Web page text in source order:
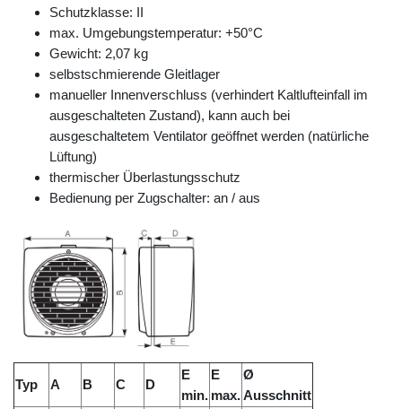
Schutzklasse: II
max. Umgebungstemperatur: +50°C
Gewicht: 2,07 kg
selbstschmierende Gleitlager
manueller Innenverschluss (verhindert Kaltlufteinfall im
ausgeschalteten Zustand), kann auch bei
ausgeschaltetem Ventilator geöffnet werden (natürliche
Lüftung)
thermischer Überlastungsschutz
Bedienung per Zugschalter: an / aus
Typ A B C D
E
min.
E
max.
Ø
Ausschnitt